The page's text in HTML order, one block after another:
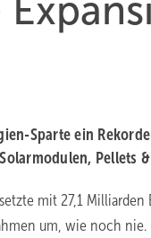
Sparte ein
Pellets
mit 27,1 Milliarden
um, wie noch nie.